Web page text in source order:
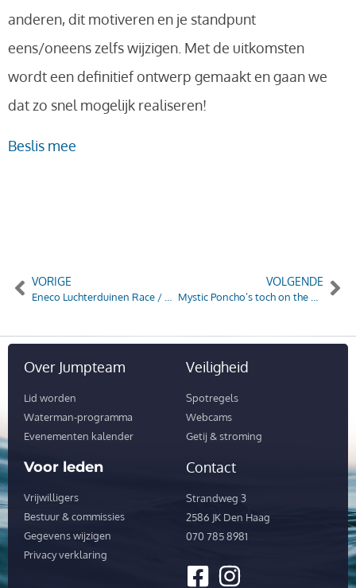
anderen, dit motiveren en je standpunt
eens/oneens zelfs wijzigen. Met de uitkomsten
wordt een definitief ontwerp gemaakt en gaan we
dat zo snel mogelijk realiseren!
Beslis mee
VORIGE VOLGENDE
Over Jumpteam
Lid worden
Waterman-programma
Evenementen kalender
Veiligheid
Spotregels
Webcams
Getij & stroming
Voor leden
Vrijwilligers
Bestuur & commissies
Gegevens wijzigen
Privacy verklaring
Contact
Strandweg 3
2586 JK Den Haag
070 785 8981